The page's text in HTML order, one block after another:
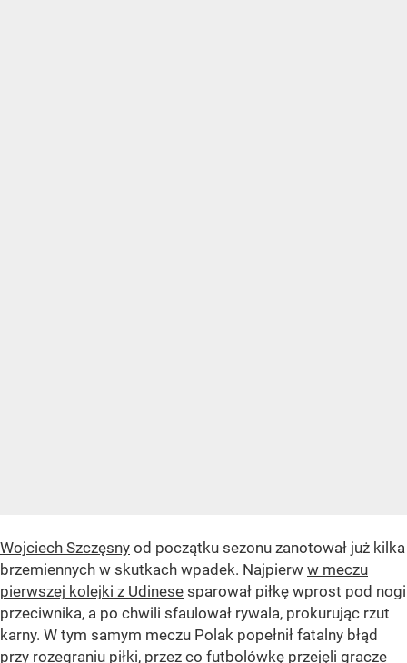
Wojciech Szczęsny od początku sezonu zanotował już kilka
brzemiennych w skutkach wpadek. Najpierw w meczu
pierwszej kolejki z Udinese sparował piłkę wprost pod nogi
przeciwnika, a po chwili sfaulował rywala, prokurując rzut
karny. W tym samym meczu Polak popełnił fatalny błąd
przy rozegraniu piłki, przez co futbolówkę przejęli gracze